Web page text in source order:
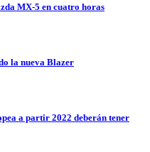
MX-5 en cuatro horas
la nueva Blazer
a partir 2022 deberán tener